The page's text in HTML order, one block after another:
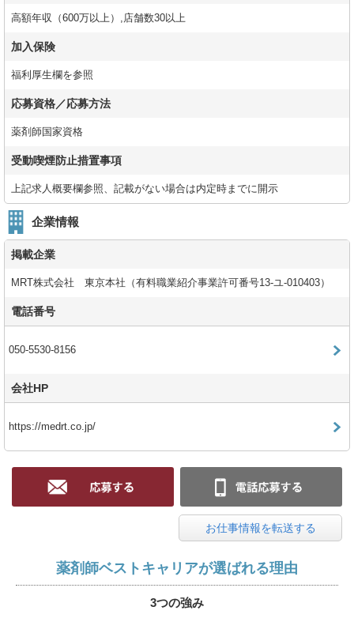
高額年収（600万以上）,店舗数30以上
加入保険
福利厚生欄を参照
応募資格／応募方法
薬剤師国家資格
受動喫煙防止措置事項
上記求人概要欄参照、記載がない場合は内定時までに開示
企業情報
掲載企業
MRT株式会社 東京本社（有料職業紹介事業許可番号13-ユ-010403）
電話番号
050-5530-8156
会社HP
https://medrt.co.jp/
お仕事情報を転送する
薬剤師ベストキャリアが選ばれる理由
3つの強み